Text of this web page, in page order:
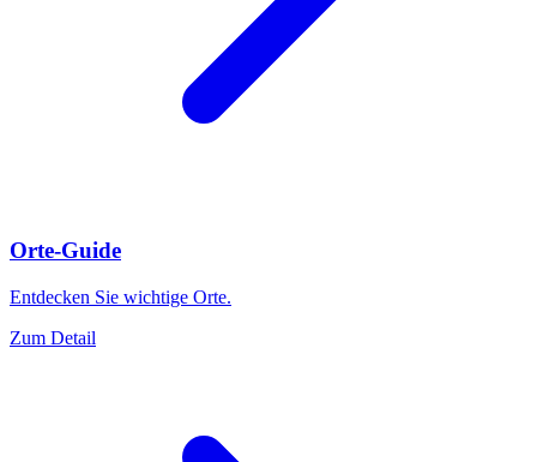
Orte-Guide
Entdecken Sie wichtige Orte.
Zum Detail